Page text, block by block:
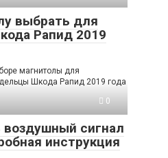
выбрать для
Рапид 2019
магнитолы для
Шкода Рапид 2019 года
0
воздушный сигнал
инструкция